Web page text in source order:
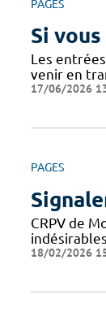
PAGES
Si
Les
venir en
17/06/2026
PAGES
CRPV de
18/02/2026